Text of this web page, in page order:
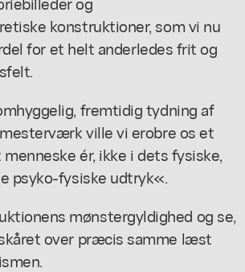
konstruktioner, som vi nu
for et helt anderledes frit og
fremtidig tydning af
ville vi erobre os et
ér, ikke i dets fysiske,
psyko-fysiske udtryk«.
mønstergyldighed og se,
over præcis samme læst